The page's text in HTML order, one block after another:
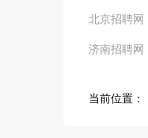
北京招聘网
济南招聘网
当前位置：